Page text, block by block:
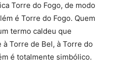
Torre do Fogo, de modo
é Torre do Fogo. Quem
termo caldeu que
Torre de Bel, à Torre do
é totalmente simbólico.